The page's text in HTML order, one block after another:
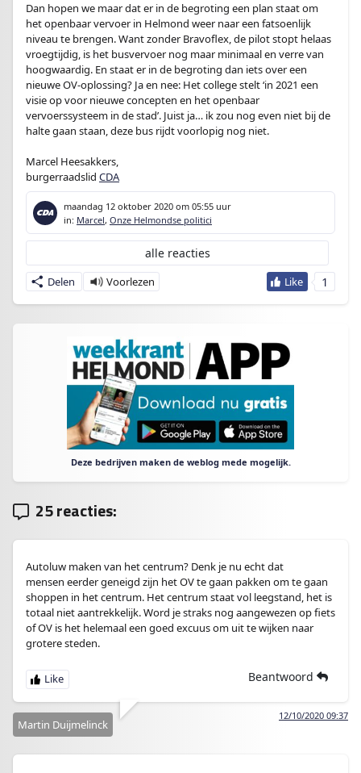
Dan hopen we maar dat er in de begroting een plan staat om
het openbaar vervoer in Helmond weer naar een fatsoenlijk
niveau te brengen. Want zonder Bravoflex, de pilot stopt helaas
vroegtijdig, is het busvervoer nog maar minimaal en verre van
hoogwaardig. En staat er in de begroting dan iets over een
nieuwe OV-oplossing? Ja en nee: Het college stelt ‘in 2021 een
visie op voor nieuwe concepten en het openbaar
vervoerssysteem in de stad’. Juist ja… ik zou nog even niet bij de
halte gaan staan, deze bus rijdt voorlopig nog niet.
Marcel Heesakkers,
burgerraadslid CDA
maandag 12 oktober 2020 om 05:55 uur
in: Marcel, Onze Helmondse politici
1
Delen
alle reacties
Deze bedrijven maken de weblog mede mogelijk.
25 reacties:
Autoluw maken van het centrum? Denk je nu echt dat
mensen eerder geneigd zijn het OV te gaan pakken om te gaan
shoppen in het centrum. Het centrum staat vol leegstand, het is
totaal niet aantrekkelijk. Word je straks nog aangewezen op fiets
of OV is het helemaal een goed excuus om uit te wijken naar
grotere steden.
Beantwoord
12/10/2020 09:37
Martin Duijmelinck